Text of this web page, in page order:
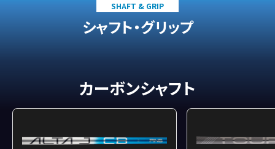
SHAFT & GRIP
シャフト・グリップ
カーボンシャフト